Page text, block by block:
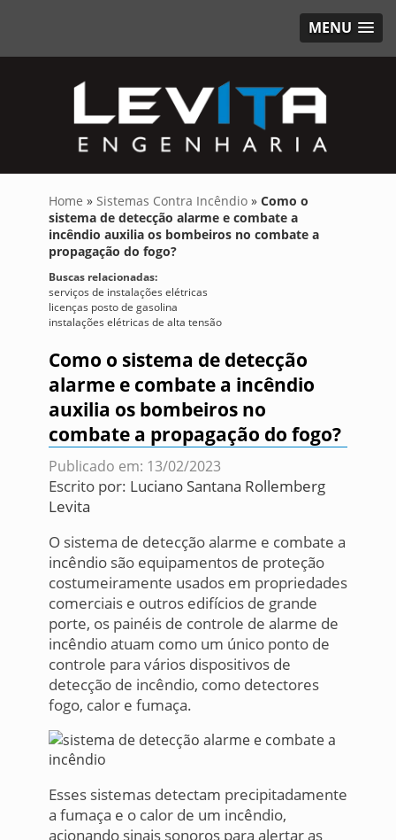
MENU
Home » Sistemas Contra Incêndio » Como o
sistema de detecção alarme e combate a
incêndio auxilia os bombeiros no combate a
propagação do fogo?
Buscas relacionadas:
serviços de instalações elétricas
licenças posto de gasolina
instalações elétricas de alta tensão
Como o sistema de detecção
alarme e combate a incêndio
auxilia os bombeiros no
combate a propagação do fogo?
Publicado em: 13/02/2023
Escrito por: Luciano Santana Rollemberg
Levita
O sistema de detecção alarme e combate a
incêndio são equipamentos de proteção
costumeiramente usados ​​em propriedades
comerciais e outros edifícios de grande
porte, os painéis de controle de alarme de
incêndio atuam como um único ponto de
controle para vários dispositivos de
detecção de incêndio, como detectores
fogo, calor e fumaça.
Esses sistemas detectam precipitadamente
a fumaça e o calor de um incêndio,
acionando sinais sonoros para alertar as